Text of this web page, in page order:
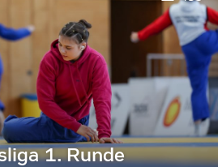
1. Runde